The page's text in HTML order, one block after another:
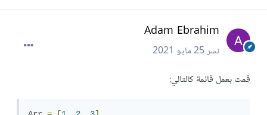
Adam Ebrahim
نشر25 مايو 2021
قمت بعمل قائمة كالتالي: